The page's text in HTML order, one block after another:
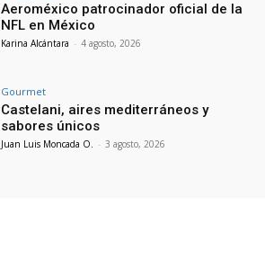
Aeroméxico patrocinador oficial de la
NFL en México
Karina Alcántara - 4 agosto, 2026
Gourmet
Castelani, aires mediterráneos y
sabores únicos
Juan Luis Moncada O. - 3 agosto, 2026